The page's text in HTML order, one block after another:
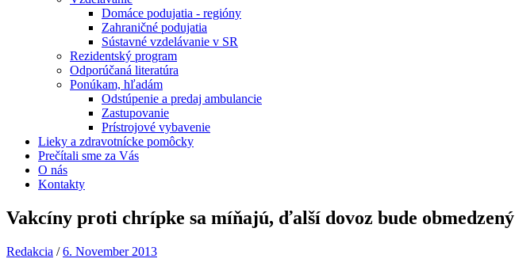
Domáce podujatia - regióny
Zahraničné podujatia
Sústavné vzdelávanie v SR
Rezidentský program
Odporúčaná literatúra
Ponúkam, hľadám
Odstúpenie a predaj ambulancie
Zastupovanie
Prístrojové vybavenie
Lieky a zdravotnícke pomôcky
Prečítali sme za Vás
O nás
Kontakty
Vakcíny proti chrípke sa míňajú, ďalší dovoz bude obmedzený
Redakcia /6. November 2013